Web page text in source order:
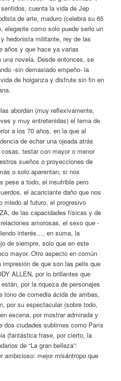
cuenta la vida de Jep
de arte, maduro (celebra su 65
elegante como solo puede serlo un
hedonista militante, rey de las
años y que hace ya varias
novela. Desde entonces, se
-sin demasiado empeño- la
de holganza y disfrute sin fin en
abordan (muy reflexivamente,
y muy entretenidas) el tema de
a los 70 años, en la que al
de echar una ojeada atrás
testar con mayor o menor
sueños o proyecciones de
o solo aparentan, si nos
pese a todo, el insufrible pero
el acariciante daño que nos
miedo al futuro, el progresivo
de las capacidades físicas y de
amorosas, el sexo que -
interés…, en suma, la
de siempre, solo que en este
mayor. Otro aspecto en común
de que son las pelis que
ALLEN, por lo brillantes que
por la riqueza de personajes
tono de comedia ácida de ambas,
por su espectacular (sobre todo,
escena, por mostrar admirada y
dos ciudades sublimes como París
(fantástica frase, por cierto, la
de “La gran belleza”:
ambicioso: mejor misántropo que